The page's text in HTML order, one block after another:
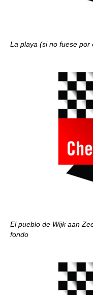
La playa (si no fuese
El pueblo de Wijk aan
fondo